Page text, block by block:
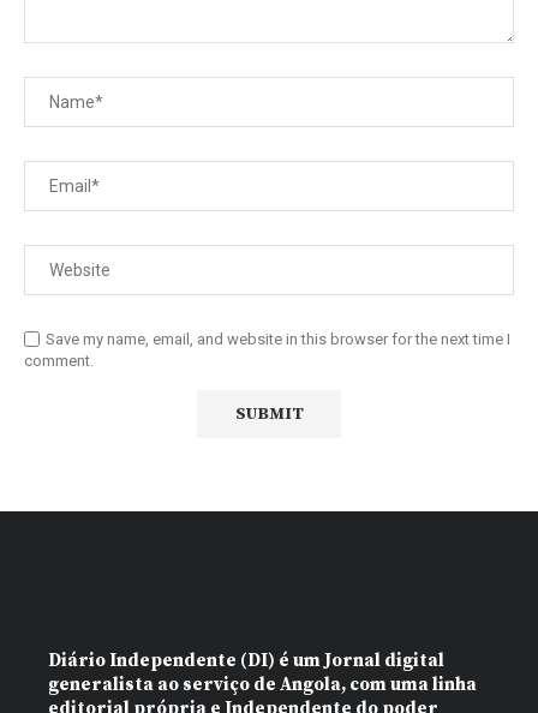
Save my name, email, and website in this browser for the next time I
comment.
Diário Independente (DI) é um Jornal digital
generalista ao serviço de Angola, com uma linha